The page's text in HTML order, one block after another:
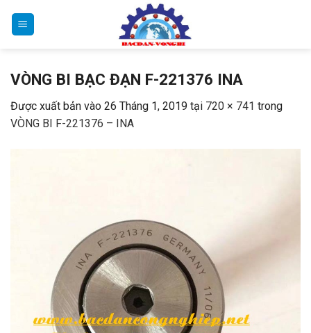
VÒNG BI BẠC ĐẠN F-221376 INA
Được xuất bản vào 26 Tháng 1, 2019 tại 720 × 741 trong
VÒNG BI F-221376 – INA